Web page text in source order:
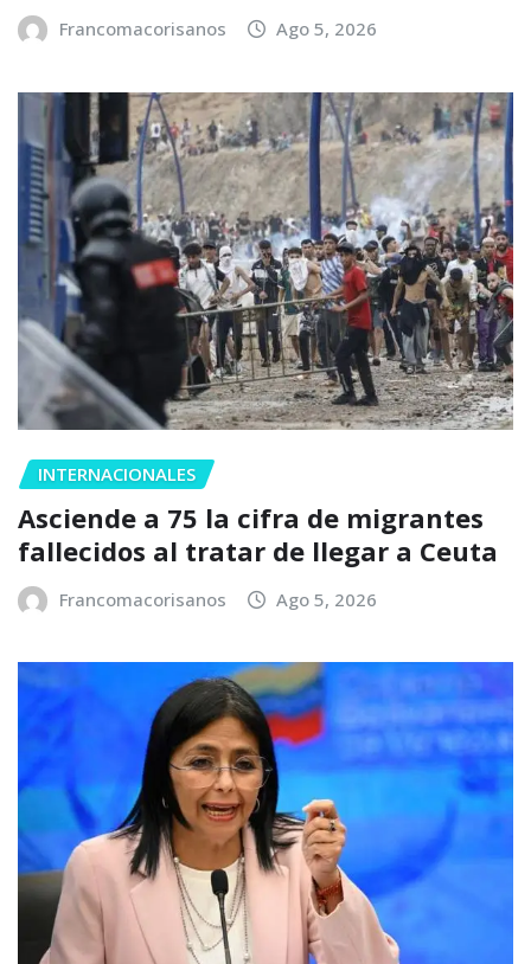
Francomacorisanos Ago 5, 2026
INTERNACIONALES
Asciende a 75 la cifra de migrantes
fallecidos al tratar de llegar a Ceuta
Francomacorisanos Ago 5, 2026